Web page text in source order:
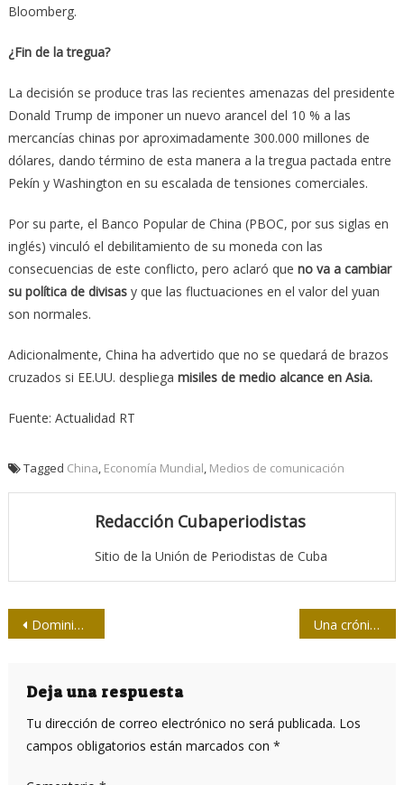
Bloomberg.
¿Fin de la tregua?
La decisión se produce tras las recientes amenazas del presidente
Donald Trump de imponer un nuevo arancel del 10 % a las
mercancías chinas por aproximadamente 300.000 millones de
dólares, dando término de esta manera a la tregua pactada entre
Pekín y Washington en su escalada de tensiones comerciales.
Por su parte, el Banco Popular de China (PBOC, por sus siglas en
inglés) vinculó el debilitamiento de su moneda con las
consecuencias de este conflicto, pero aclaró que no va a cambiar
su política de divisasy que las fluctuaciones en el valor del yuan
son normales.
Adicionalmente, China ha advertido que no se quedará de brazos
cruzados si EE.UU. despliega misiles de medio alcance en Asia.
Fuente: Actualidad RT
Tagged China, Economía Mundial, Medios de comunicación
Redacción Cubaperiodistas
Sitio de la Unión de Periodistas de Cuba
Navegación
entradas
Dominio Cuba: Narración, simbología y metáfora Una crónica con medalla panamericana
Deja una respuesta
Tu dirección de correo electrónico no será publicada. Los
campos obligatorios están marcados con *